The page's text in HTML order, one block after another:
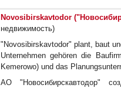
Novosibirskavtodor
недвижимость)
"Novosibirskavtodor" plant, baut
Unternehmen gehören die
Kemerowo) und das
АО "Новосибирскавтодор"